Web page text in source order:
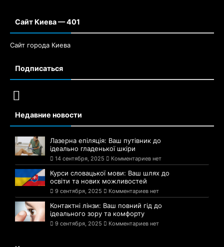
Сайт Киева — 401
Сайт города Киева
Подписаться
Недавние новости
Лазерна епіляція: Ваш путівник до
ідеально гладенької шкіри
14 сентября, 2025 Комментариев нет
Курси словацької мови: Ваш шлях до
освіти та нових можливостей
9 сентября, 2025 Комментариев нет
Контактні лінзи: Ваш повний гід до
ідеального зору та комфорту
9 сентября, 2025 Комментариев нет